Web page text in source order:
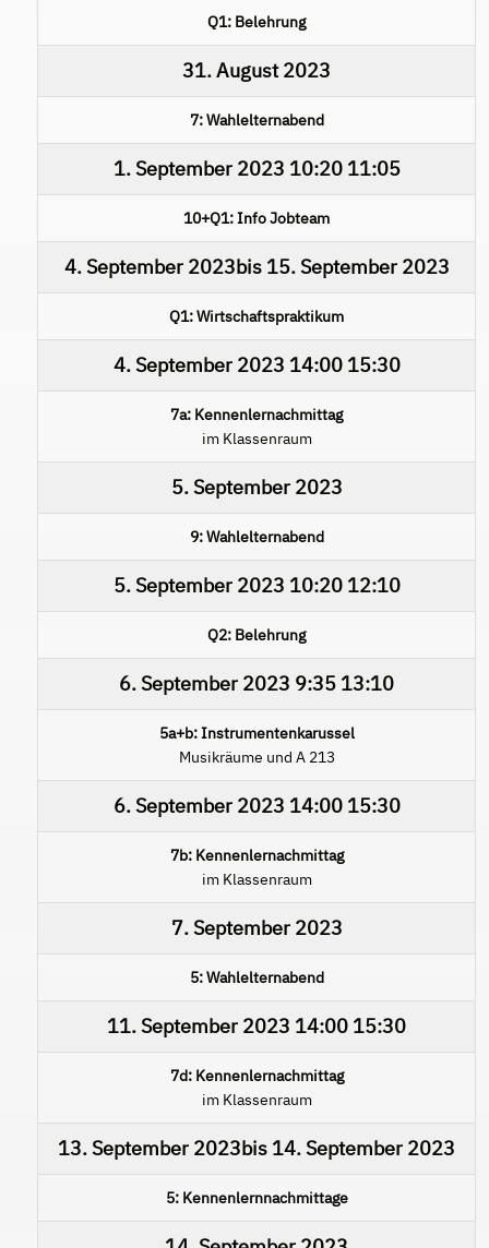
Q1: Belehrung
31. August 2023
7: Wahlelternabend
1. September 2023 10:20 11:05
10+Q1: Info Jobteam
4. September 2023bis 15. September 2023
Q1: Wirtschaftspraktikum
4. September 2023 14:00 15:30
7a: Kennenlernachmittag
im Klassenraum
5. September 2023
9: Wahlelternabend
5. September 2023 10:20 12:10
Q2: Belehrung
6. September 2023 9:35 13:10
5a+b: Instrumentenkarussel
Musikräume und A 213
6. September 2023 14:00 15:30
7b: Kennenlernachmittag
im Klassenraum
7. September 2023
5: Wahlelternabend
11. September 2023 14:00 15:30
7d: Kennenlernachmittag
im Klassenraum
13. September 2023bis 14. September 2023
5: Kennenlernnachmittage